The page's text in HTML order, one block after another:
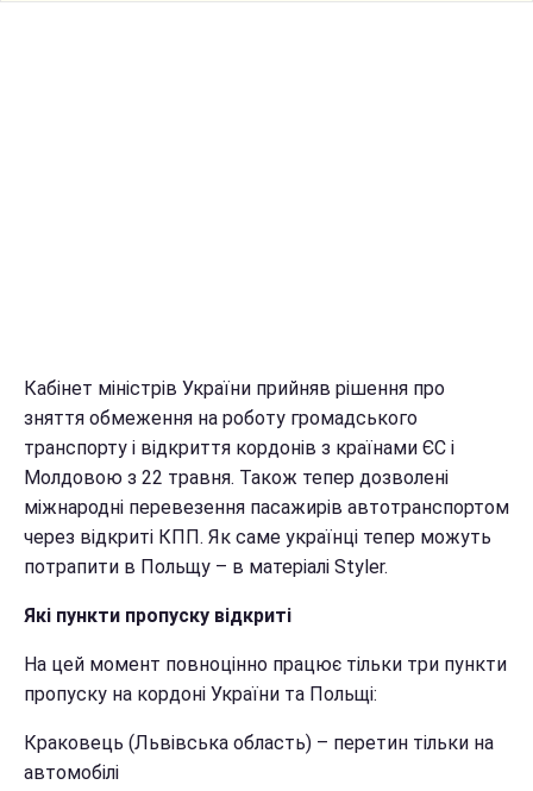
Кабінет міністрів України прийняв рішення про
зняття обмеження на роботу громадського
транспорту і відкриття кордонів з країнами ЄС і
Молдовою з 22 травня. Також тепер дозволені
міжнародні перевезення пасажирів автотранспортом
через відкриті КПП. Як саме українці тепер можуть
потрапити в Польщу – в матеріалі Styler.
Які пункти пропуску відкриті
На цей момент повноцінно працює тільки три пункти
пропуску на кордоні України та Польщі:
Краковець (Львівська область) – перетин тільки на
автомобілі